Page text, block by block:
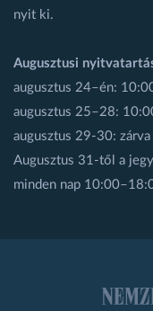
nyit ki.
Augusztusi
augusztus 24–én:
augusztus 25–28:
augusztus 29-30: zárva
Augusztus 31-től a
minden nap